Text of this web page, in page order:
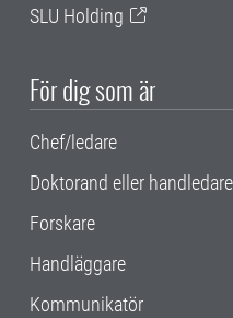
SLU Holding
För dig som är
Chef/ledare
Doktorand eller handledare
Forskare
Handläggare
Kommunikatör